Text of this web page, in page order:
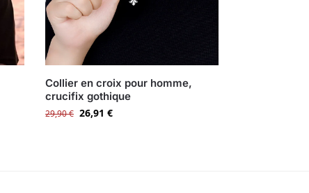
Collier en croix pour homme,
crucifix gothique
29,90€ 26,91€